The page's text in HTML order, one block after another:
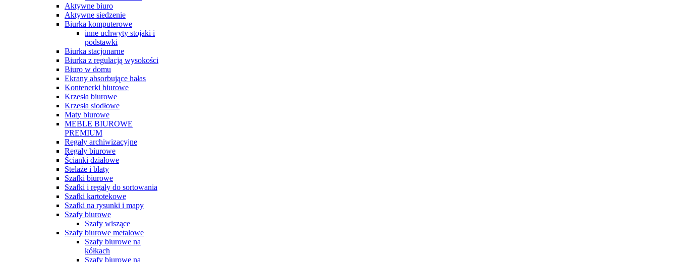
Aktywne biuro
Aktywne siedzenie
Biurka komputerowe
inne uchwyty stojaki i
podstawki
Biurka stacjonarne
Biurka z regulacją wysokości
Biuro w domu
Ekrany absorbujące hałas
Kontenerki biurowe
Krzesła biurowe
Krzesła siodłowe
Maty biurowe
MEBLE BIUROWE
PREMIUM
Regały archiwizacyjne
Regały biurowe
Ścianki działowe
Stelaże i blaty
Szafki biurowe
Szafki i regały do sortowania
Szafki kartotekowe
Szafki na rysunki i mapy
Szafy biurowe
Szafy wiszące
Szafy biurowe metalowe
Szafy biurowe na
kółkach
Szafy biurowe na